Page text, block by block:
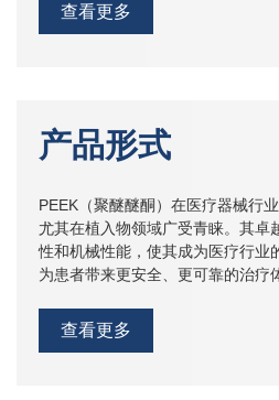
查看更多
产品形式
PEEK（聚醚醚酮）在医疗器械行
尤其在植入物领域广受青睐。其卓
性和机械性能，使其成为医疗行业
为患者带来更安全、更可靠的治疗
查看更多